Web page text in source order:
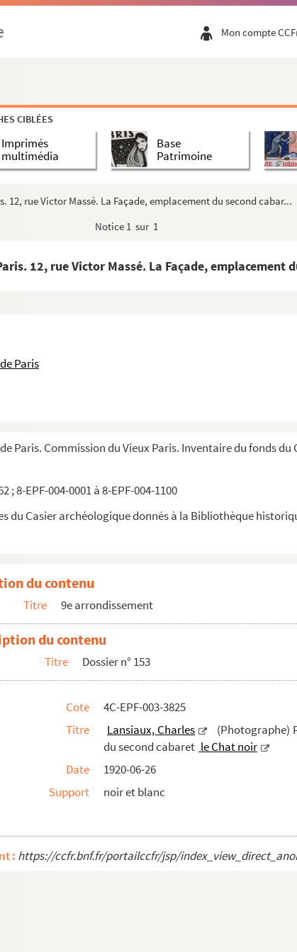
Mon compte
CIBLÉES
Imprimés
multimédia
Base
Patrimoine
rue Victor Massé. La Façade, emplacement du second cabar...
Notice 1 sur 1
12, rue Victor Massé. La Façade, emplacement
Paris
Paris. Commission du Vieux Paris. Inventaire du fonds du
; 8-EPF-004-0001 à 8-EPF-004-1100
du Casier archéologique donnés à la Bibliothèque
Victor Massé. La Façade, emplacement du second cabar...
du contenu
Titre 9e arrondissement
du contenu
Titre Dossier n° 153
Cote
4C-EPF-003-3825
Titre
Lansiaux, Charles
(Photographe)
du second cabaret le Chat noir
Date
1920-06-26
Support
noir et blanc
: https://ccfr.bnf.fr/portailccfr/jsp/